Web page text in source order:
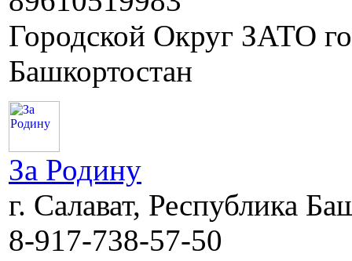
Городской Округ ЗАТО
Башкортостан
За Родину
г. Салават, Республика
8-917-738-57-50